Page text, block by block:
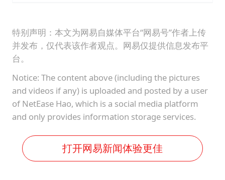
特别声明：本文为网易自媒体平台“网易号”作者上传
并发布，仅代表该作者观点。网易仅提供信息发布平
台。
Notice: The content above (including the pictures
and videos if any) is uploaded and posted by a user
of NetEase Hao, which is a social media platform
and only provides information storage services.
打开网易新闻体验更佳